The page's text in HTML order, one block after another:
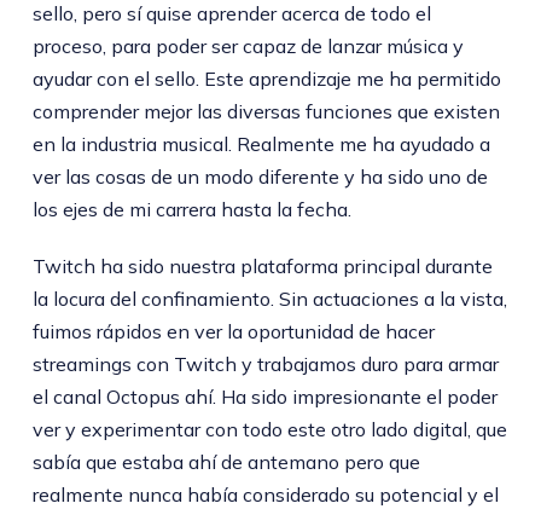
sello, pero sí quise aprender acerca de todo el
proceso, para poder ser capaz de lanzar música y
ayudar con el sello. Este aprendizaje me ha permitido
comprender mejor las diversas funciones que existen
en la industria musical. Realmente me ha ayudado a
ver las cosas de un modo diferente y ha sido uno de
los ejes de mi carrera hasta la fecha.
Twitch ha sido nuestra plataforma principal durante
la locura del confinamiento. Sin actuaciones a la vista,
fuimos rápidos en ver la oportunidad de hacer
streamings con Twitch y trabajamos duro para armar
el canal Octopus ahí. Ha sido impresionante el poder
ver y experimentar con todo este otro lado digital, que
sabía que estaba ahí de antemano pero que
realmente nunca había considerado su potencial y el